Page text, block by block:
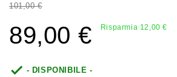
101,00 €
89,00 € Risparmia 12,00 €
 - DISPONIBILE -